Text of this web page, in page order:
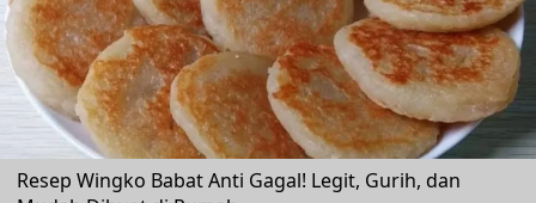
Resep Wingko Babat Anti Gagal! Legit, Gurih, dan